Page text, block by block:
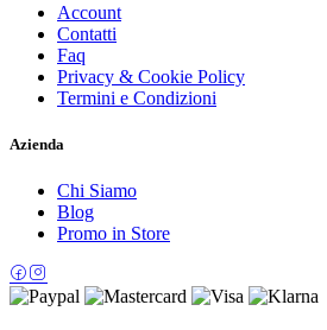
Account
Contatti
Faq
Privacy & Cookie Policy
Termini e Condizioni
Azienda
Chi Siamo
Blog
Promo in Store